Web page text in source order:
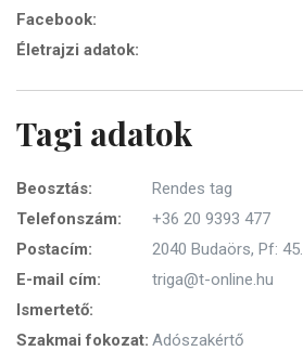
Facebook:
Életrajzi adatok:
Tagi adatok
Beosztás:
Rendes tag
Telefonszám:
+36 20 9393 477
Postacím:
2040 Budaörs, Pf: 45.
E-mail cím:
triga@t-online.hu
Ismertető:
Szakmai fokozat: Adószakértő